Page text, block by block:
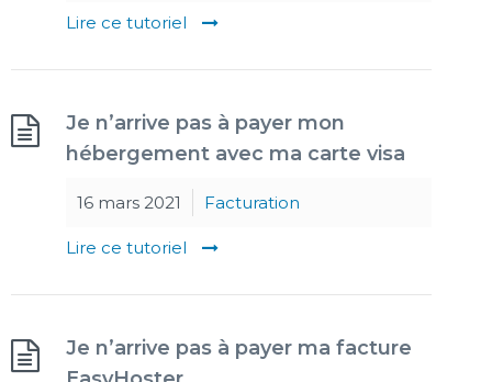
Lire ce tutoriel
Je n’arrive pas à payer mon
hébergement avec ma carte visa
16 mars 2021 Facturation
Lire ce tutoriel
Je n’arrive pas à payer ma facture